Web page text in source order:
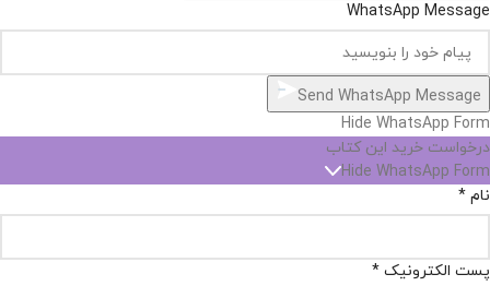
WhatsApp Message
Send WhatsApp Message
Hide WhatsApp Form
درخواست خرید این کتاب
Hide WhatsApp Form
نام *
پست الکترونیک *